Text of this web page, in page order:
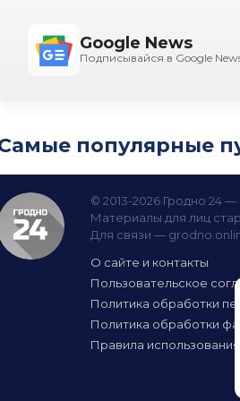
Google News
Подписывайся в Google
популярные
© 2013-2026 Гродно 24
Материалы для лиц
Для связи —
О сайте и контакты
Пользовательское
Политика обработки
Политика обработки
Правила